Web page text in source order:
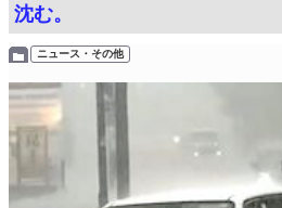
沈む。
ニュース・その他